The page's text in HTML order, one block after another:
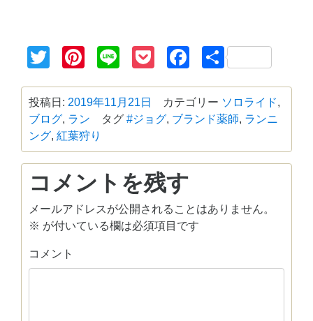
TwitterPinterest
Line PocketFacebook
共
有
投稿日: 2019年11月21日 カテゴリー ソロライド,
ブログ, ラン タグ #ジョグ, ブランド薬師, ランニ
ング, 紅葉狩り
コメントを残す
メールアドレスが公開されることはありません。
※ が付いている欄は必須項目です
コメント